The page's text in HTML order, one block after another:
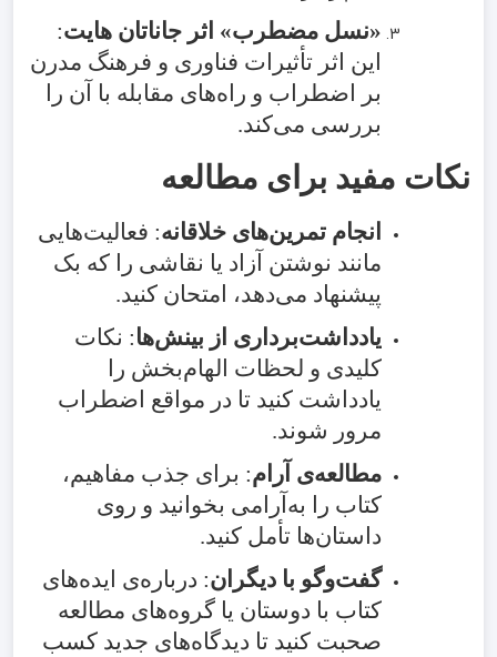
«نسل مضطرب» اثر جاناتان هایت:
این اثر تأثیرات فناوری و فرهنگ مدرن
بر اضطراب و راه‌های مقابله با آن را
بررسی می‌کند.
نکات مفید برای مطالعه
انجام تمرین‌های خلاقانه: فعالیت‌هایی
مانند نوشتن آزاد یا نقاشی را که بک
پیشنهاد می‌دهد، امتحان کنید.
یادداشت‌برداری از بینش‌ها: نکات
کلیدی و لحظات الهام‌بخش را
یادداشت کنید تا در مواقع اضطراب
مرور شوند.
مطالعه‌ی آرام: برای جذب مفاهیم،
کتاب را به‌آرامی بخوانید و روی
داستان‌ها تأمل کنید.
گفت‌وگو با دیگران: درباره‌ی ایده‌های
کتاب با دوستان یا گروه‌های مطالعه
صحبت کنید تا دیدگاه‌های جدید کسب